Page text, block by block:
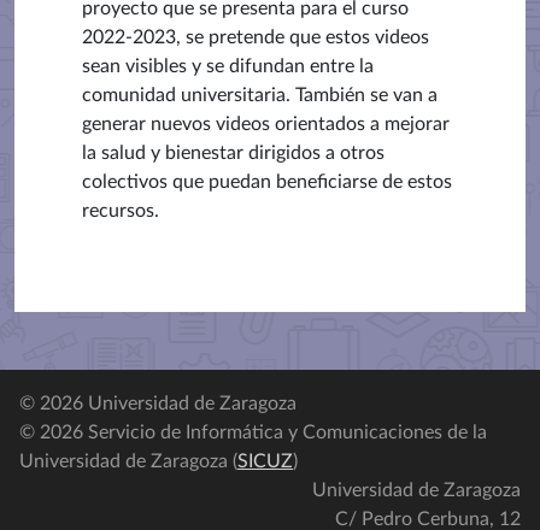
proyecto que se presenta para el curso
2022-2023, se pretende que estos videos
sean visibles y se difundan entre la
comunidad universitaria. También se van a
generar nuevos videos orientados a mejorar
la salud y bienestar dirigidos a otros
colectivos que puedan beneficiarse de estos
recursos.
© 2026 Universidad de Zaragoza
© 2026 Servicio de Informática y Comunicaciones de la
Universidad de Zaragoza (SICUZ)
Universidad de Zaragoza
C/ Pedro Cerbuna, 12